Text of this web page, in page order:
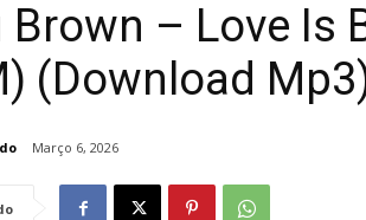
Brown – Love Is
(Download
Março 6, 2026